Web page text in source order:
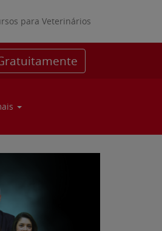
para Veterinários